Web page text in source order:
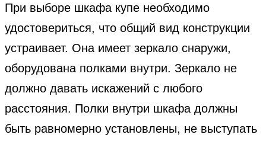
При выборе шкафа купе необходимо
удостовериться, что общий вид конструкции
устраивает. Она имеет зеркало снаружи,
оборудована полками внутри. Зеркало не
должно давать искажений с любого
расстояния. Полки внутри шкафа должны
быть равномерно установлены, не выступать